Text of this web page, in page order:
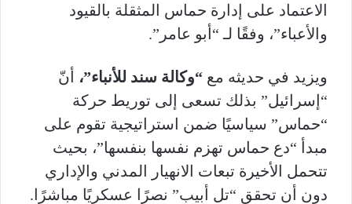
الاعتماد على إدارة حماس المثقلة بالقيود
والأعباء”، وفقًا لـ “أبو عامر”.
ويزيد في حديثه مع “وكالة سند للأنباء”، أنّ
“إسرائيل” بذلك تسعى إلى توريط حركة
“حماس” سياسيًا ضمن استراتيجية تقوم على
مبدأ “دع حماس تهزم نفسها بنفسها”، بحيث
تتحمل الأخيرة تبعات الانهيار المدني والإداري
دون أن تحقق “تل أبيب” نصرًا عسكريًا مباشرًا.